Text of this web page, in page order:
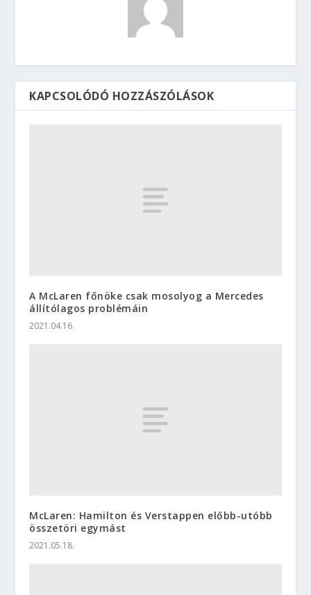
KAPCSOLÓDÓ HOZZÁSZÓLÁSOK
A McLaren főnöke csak mosolyog a Mercedes
állítólagos problémáin
2021.04.16.
McLaren: Hamilton és Verstappen előbb-utóbb
összetöri egymást
2021.05.18.